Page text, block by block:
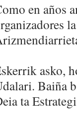
en años
asko,
Baiña
ta